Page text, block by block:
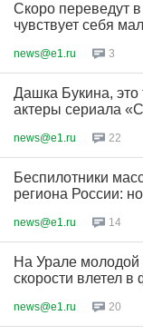
Скоро переведут в
чувствует себя
news@e1.ru 3
Дашка Букина, это
актеры сериала
news@e1.ru 22
Беспилотники
региона России:
news@e1.ru 14
На Урале молодой
скорости влетел в
news@e1.ru 20